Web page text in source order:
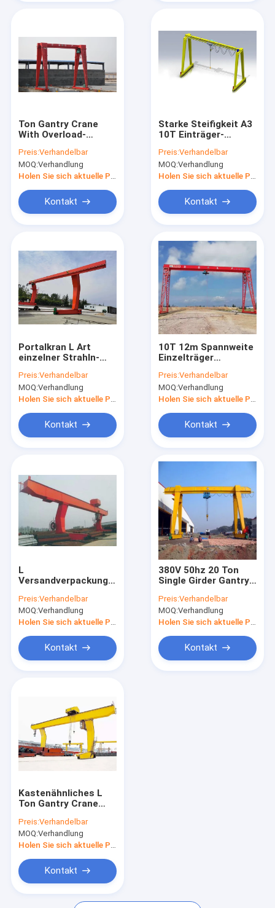
Heim
Über uns
Werksbesichtigung
Neuigkeiten
Fälle
Einzelner Träger-Laufkran
Doppelter Träger-Laufkran
Hydraulisch Scissor Hubtisch
Doppelter Träger-Portalkran
Automatisierte geführte Wagen
elektrischer Übergangswagen
Elektrische Handkurbel
Hafen-Portalkran
Brücke, die Maschine aufrichtet
Behälter-Reichweiten-Stapler
Überführungs-Kran
Ton Gantry Crane
With Overload-
fracht-Yard-
einzelner Strahln-20
Preis:Verhandelbar
MOQ:Verhandlung
Holen Sie sich aktuelle Preis
Kontakt
Starke Steifigkeit A3
10T Einträger-
Brückenbau
Preis:Verhandelbar
MOQ:Verhandlung
Holen Sie sich aktuelle Preis
Kontakt
Portalkran L Art
einzelner Strahln-
Spannen-20T
Preis:Verhandelbar
MOQ:Verhandlung
Holen Sie sich aktuelle Preis
Kontakt
10T 12m Spannweite
Einzelträger
Fernbedienung
Preis:Verhandelbar
MOQ:Verhandlung
Holen Sie sich aktuelle Preis
Kontakt
L
Versandverpackungs-
Hohlkasten-
doppelter
freitragender
Preis:Verhandelbar
MOQ:Verhandlung
Holen Sie sich aktuelle Preis
Kontakt
380V 50hz 20 Ton
Single Girder Gantry
Yard im Freien
Preis:Verhandelbar
MOQ:Verhandlung
Holen Sie sich aktuelle Preis
Kontakt
Kastenähnliches L
Ton Gantry Crane
Werkstatt des Bein-
30, die Kran
entladend lädt
Preis:Verhandelbar
MOQ:Verhandlung
Holen Sie sich aktuelle Preis
Kontakt